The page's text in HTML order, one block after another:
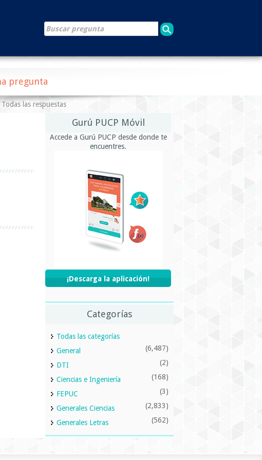
pregunta
Todas las respuestas
Gurú PUCP Móvil
Accede a Gurú PUCP desde donde te
encuentres.
¡Descarga la aplicación!
Categorías
Todas las categorías
General
(6,487)
DTI (2)
Ciencias e Ingeniería (168)
FEPUC (3)
Generales Ciencias (2,833)
Generales Letras (562)